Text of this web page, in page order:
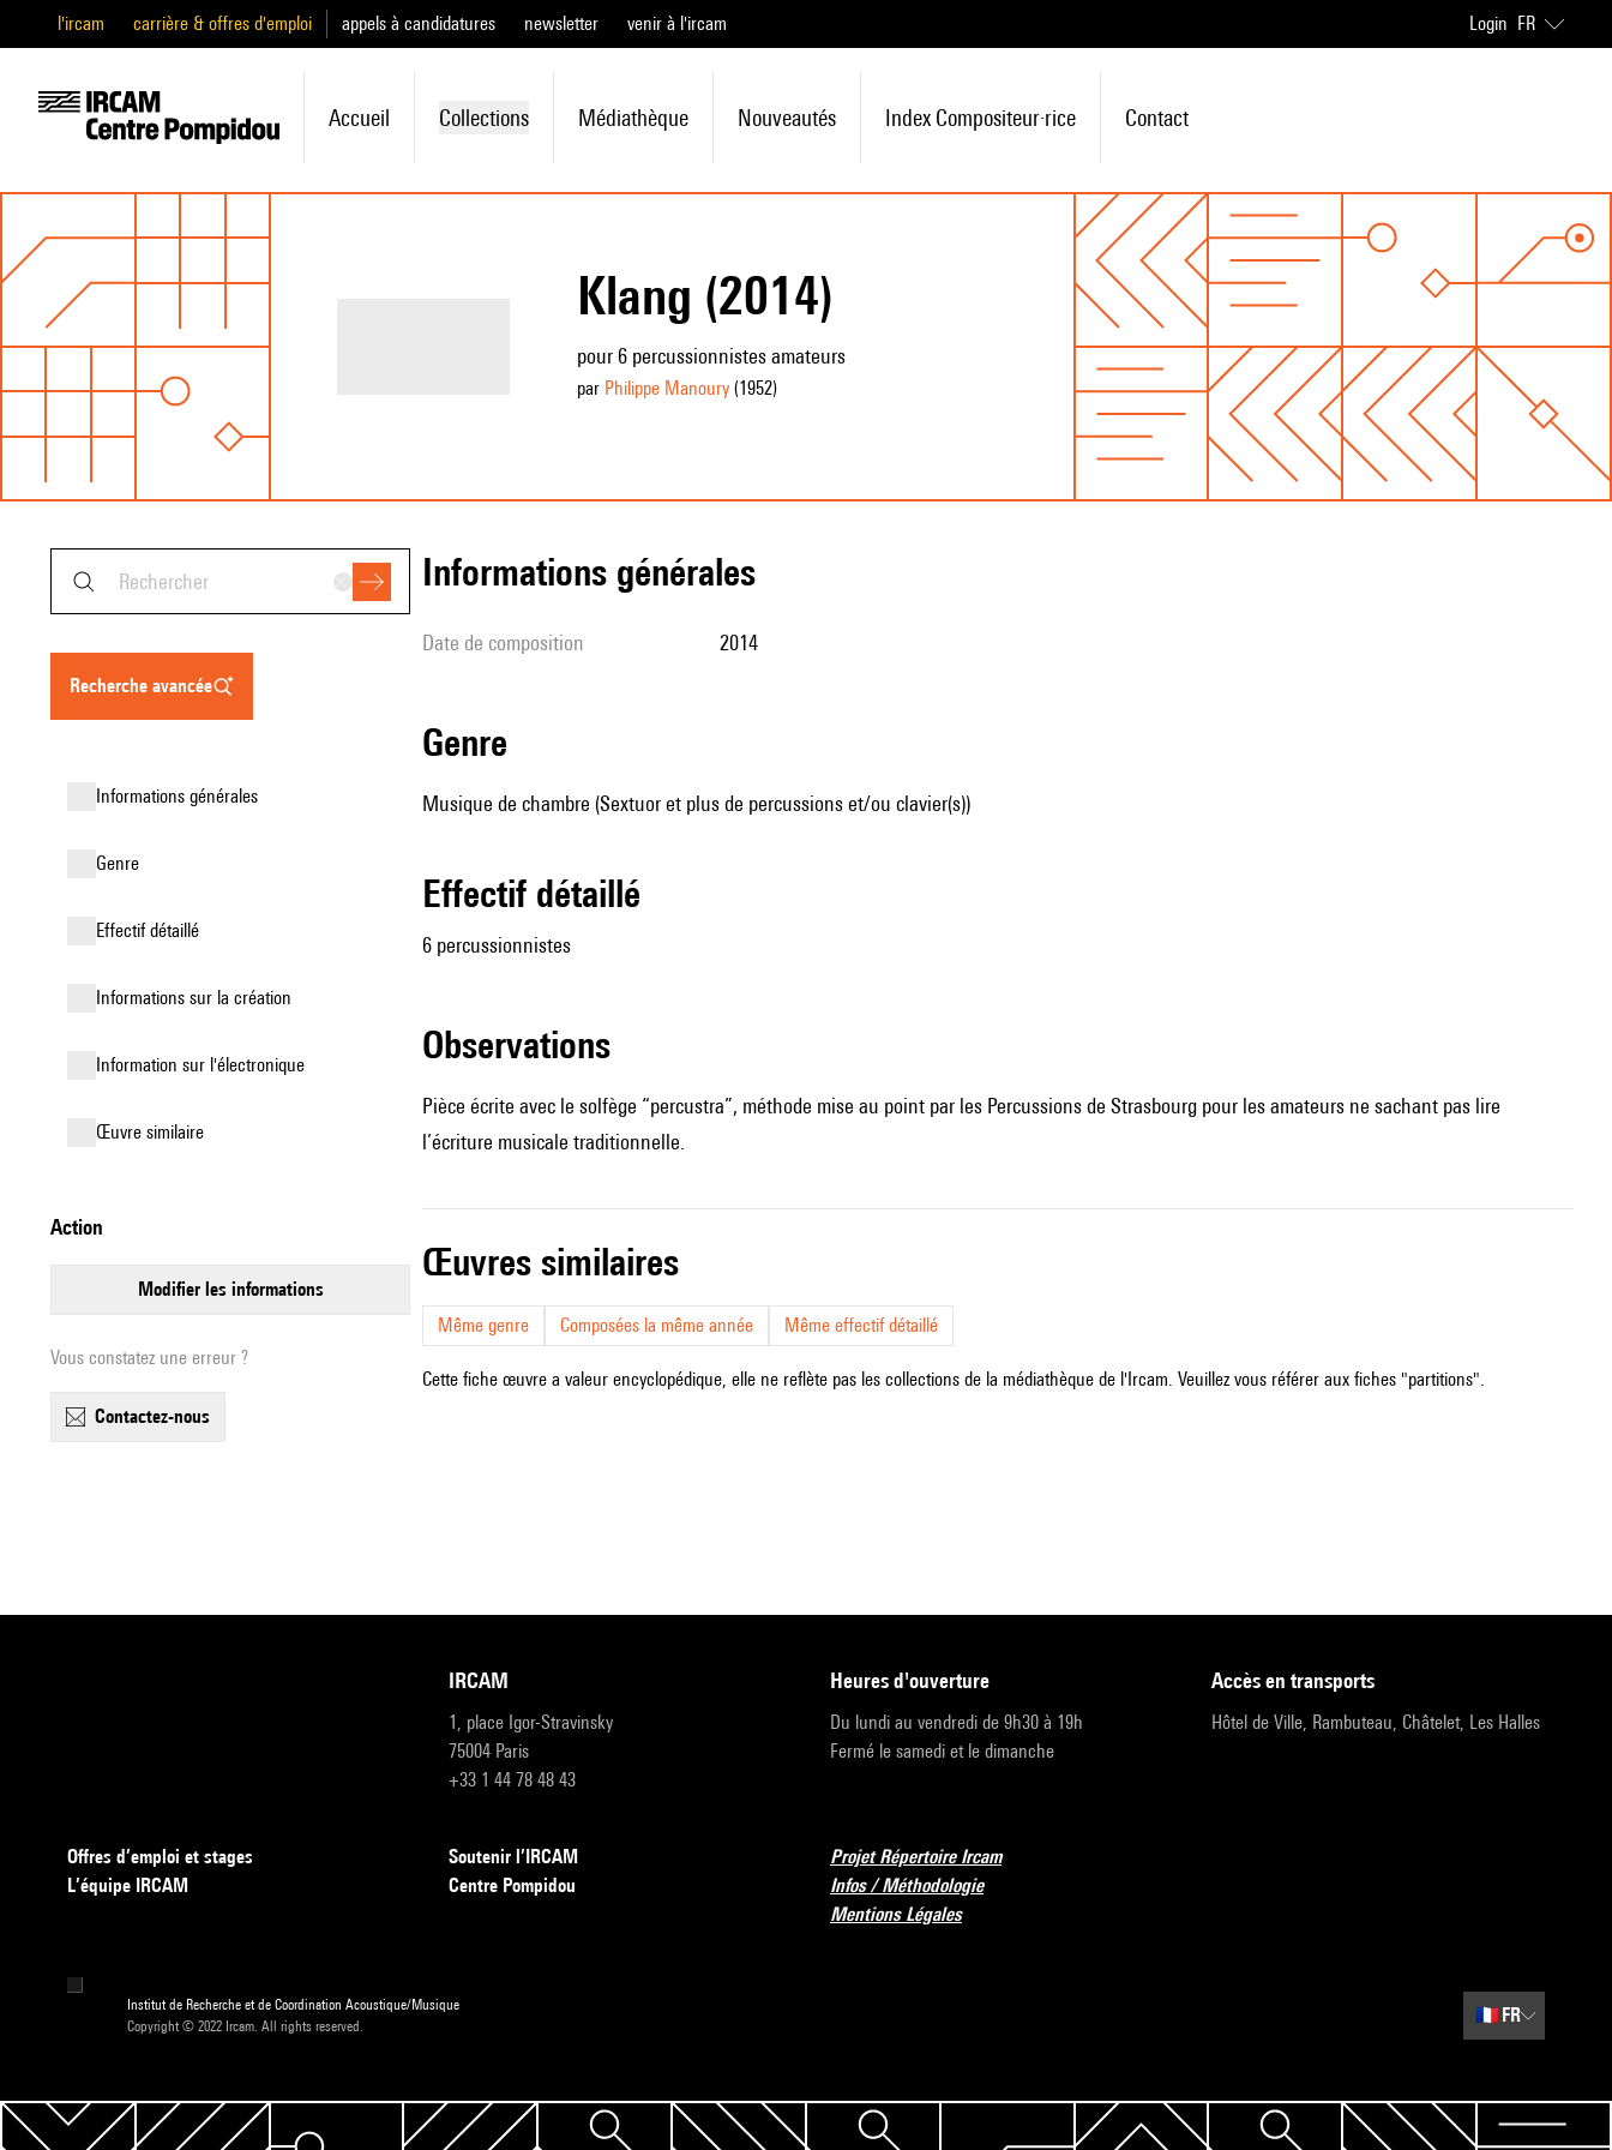
l'ircam carrière & offres d'emploi appels à candidatures newsletter venir à l'ircam Login FR
Accueil Collections Médiathèque Nouveautés Index Compositeur·rice Contact
Klang (2014)
pour 6 percussionnistes amateurs
par Philippe Manoury(1952)
recherche avancée
informations générales
genre
effectif détaillé
informations sur la création
Information sur l'électronique
œuvre similaire
action
modifier les informations
Vous constatez une erreur ?
contactez-nous
informations générales
date de composition 2014
genre
Musique de chambre (Sextuor et plus de percussions et/ou clavier(s))
effectif détaillé
6 percussionnistes
observations
Pièce écrite avec le solfège “percustra”, méthode mise au point par les Percussions de Strasbourg pour les amateurs ne sachant pas lire
l’écriture musicale traditionnelle.
œuvres similaires
Même genre Composées la même année Même effectif détaillé
Cette fiche œuvre a valeur encyclopédique, elle ne reflète pas les collections de la médiathèque de l'Ircam. Veuillez vous référer aux fiches "partitions".
IRCAM
1, place Igor-Stravinsky
75004 Paris
+33 1 44 78 48 43
heures d'ouverture
Du lundi au vendredi de 9h30 à 19h
Fermé le samedi et le dimanche
accès en transports
Hôtel de Ville, Rambuteau, Châtelet, Les Halles
Offres d’emploi et stages
L’équipe IRCAM
Soutenir l’IRCAM
Centre Pompidou
Projet Répertoire Ircam
Infos / Méthodologie
Mentions Légales
Institut de Recherche et de Coordination Acoustique/Musique
Copyright © 2022 Ircam. All rights reserved.
🇫🇷 FR